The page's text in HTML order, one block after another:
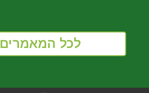
לכל המאמרים